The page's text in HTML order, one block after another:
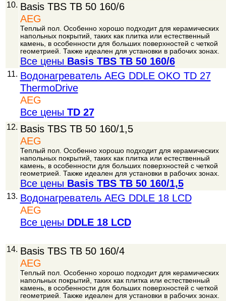
10. Basis TBS TB 50 160/6
AEG
Теплый пол. Особенно хорошо подходит для керамических
напольных покрытий, таких как плитка или естественный
камень, в особенности для больших поверхностей с четкой
геометрией. Также идеален для установки в рабочих зонах.
Все цены Basis TBS TB 50 160/6
11. Водонагреватель AEG DDLE OKO TD 27
ThermoDrive
AEG
Все цены TD 27
12. Basis TBS TB 50 160/1,5
AEG
Теплый пол. Особенно хорошо подходит для керамических
напольных покрытий, таких как плитка или естественный
камень, в особенности для больших поверхностей с четкой
геометрией. Также идеален для установки в рабочих зонах.
Все цены Basis TBS TB 50 160/1,5
13. Водонагреватель AEG DDLE 18 LCD
AEG
Все цены DDLE 18 LCD
14. Basis TBS TB 50 160/4
AEG
Теплый пол. Особенно хорошо подходит для керамических
напольных покрытий, таких как плитка или естественный
камень, в особенности для больших поверхностей с четкой
геометрией. Также идеален для установки в рабочих зонах.